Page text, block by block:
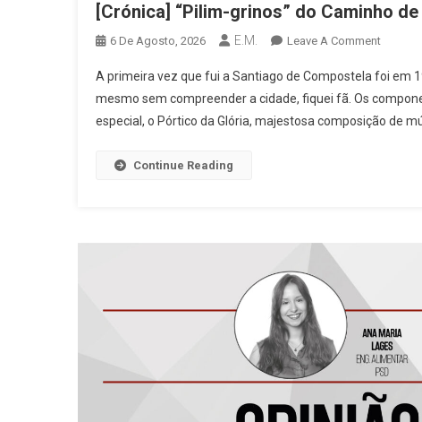
[Crónica] “Pilim-grinos” do Caminho
6 De Agosto, 2026 E.M. Leave A CommentOn
“Pilim-
Grinos”
Do
A primeira vez que fui a Santiago de Compostela foi em
mesmo sem compreender a cidade, fiquei fã. Os
especial, o Pórtico da Glória, majestosa composição de
Continue Reading